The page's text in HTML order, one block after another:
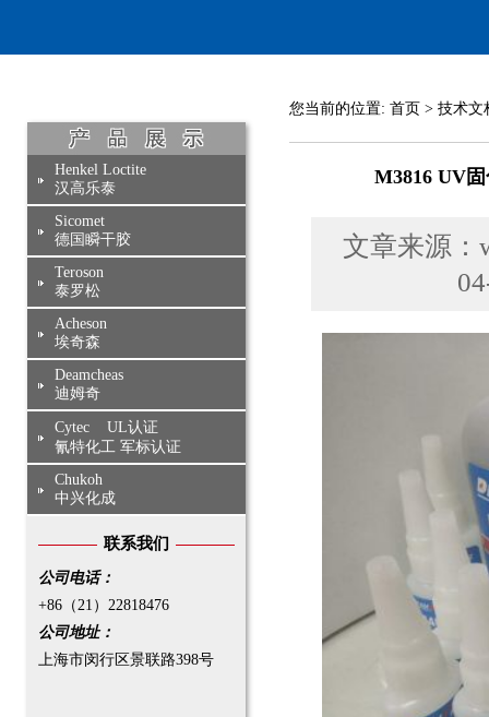
Henkel Loctite
汉高乐泰
Sicomet
德国瞬干胶
Teroson
泰罗松
Acheson
埃奇森
Deamcheas
迪姆奇
Cytec UL认证
氰特化工 军标认证
Chukoh
中兴化成
联系我们
公司电话：
+86（21）22818476
公司地址：
上海市闵行区景联路398号
您当前的位置: 首页 > 技术文
M3816 UV
文章来源：